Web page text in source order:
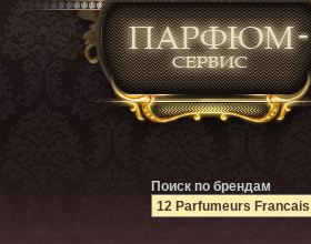
Поиск по брендам